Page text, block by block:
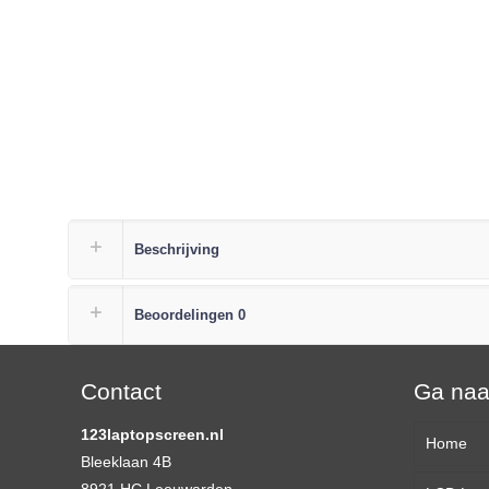
Beschrijving
Beoordelingen 0
Contact
123laptopscreen.nl
Bleeklaan 4B
Ga
Home